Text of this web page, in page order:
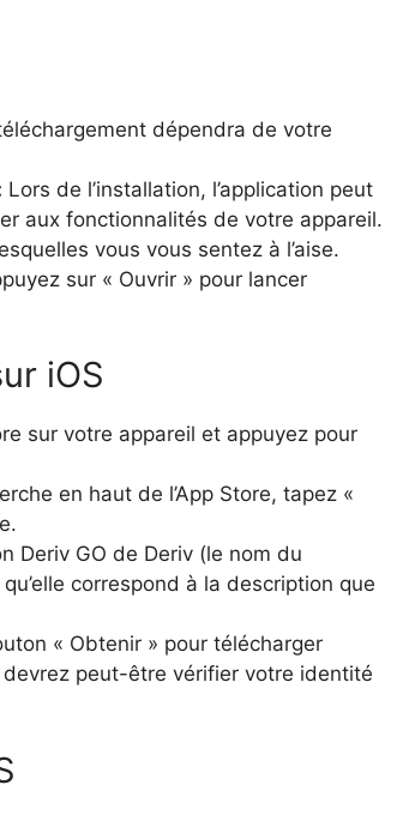
dépendra de votre
Lors de l’installation, l’application peut
aux fonctionnalités de votre appareil.
vous vous sentez à l’aise.
sur « Ouvrir » pour lancer
iOS
sur votre appareil et appuyez pour
en haut de l’App Store, tapez «
Deriv GO de Deriv (le nom du
correspond à la description que
« Obtenir » pour télécharger
devrez peut-être vérifier votre identité